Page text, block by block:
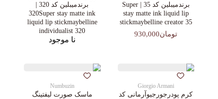
برندمیبلین کد 35 | Super
stay matte ink liquid lip
stickmaybelline creator 35
تومان930,000
برندمیبلین کد 320 |
320Super stay matte ink
liquid lip stickmaybelline
individualist 320
نا موجود
Giorgio Armani
کرم پودرجورجیوآرمانی کد
Numbuzin
ماسک صورت لیفتینگ